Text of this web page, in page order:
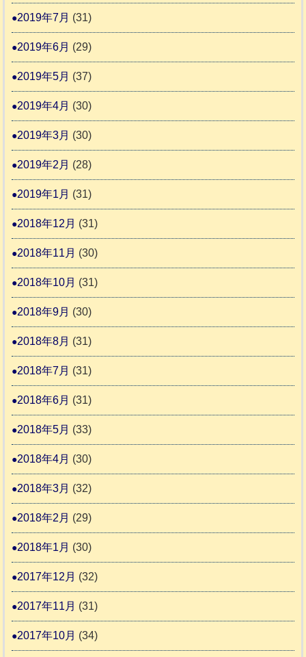
2019年7月 (31)
2019年6月 (29)
2019年5月 (37)
2019年4月 (30)
2019年3月 (30)
2019年2月 (28)
2019年1月 (31)
2018年12月 (31)
2018年11月 (30)
2018年10月 (31)
2018年9月 (30)
2018年8月 (31)
2018年7月 (31)
2018年6月 (31)
2018年5月 (33)
2018年4月 (30)
2018年3月 (32)
2018年2月 (29)
2018年1月 (30)
2017年12月 (32)
2017年11月 (31)
2017年10月 (34)